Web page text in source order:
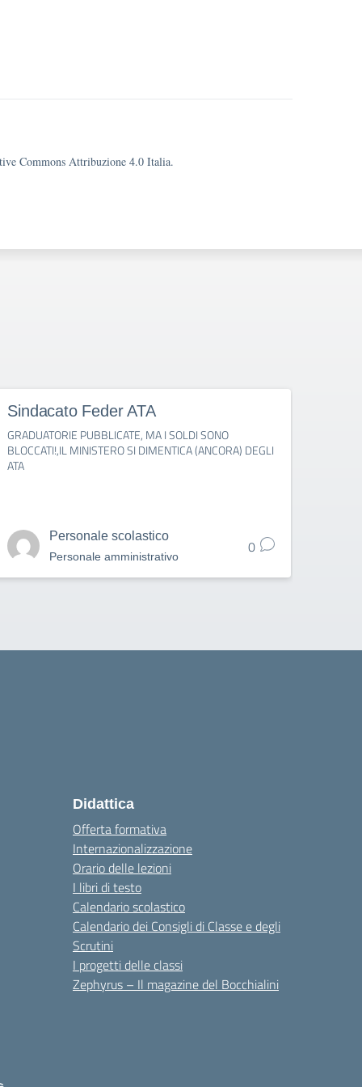
Commons Attribuzione 4.0 Italia.
Sindacato Feder ATA
GRADUATORIE PUBBLICATE, MA I SOLDI SONO
BLOCCATI!,IL MINISTERO SI DIMENTICA (ANCORA) DEGLI
ATA
Personale scolastico
Personale amministrativo 0
Didattica
Offerta formativa
Internazionalizzazione
Orario delle lezioni
I libri di testo
Calendario scolastico
Calendario dei Consigli di Classe e degli
Scrutini
I progetti delle classi
Zephyrus – Il magazine del Bocchialini